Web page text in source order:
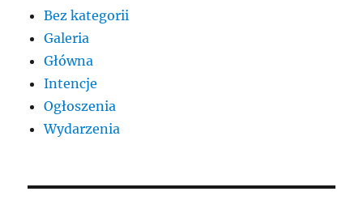
Bez kategorii
Galeria
Główna
Intencje
Ogłoszenia
Wydarzenia